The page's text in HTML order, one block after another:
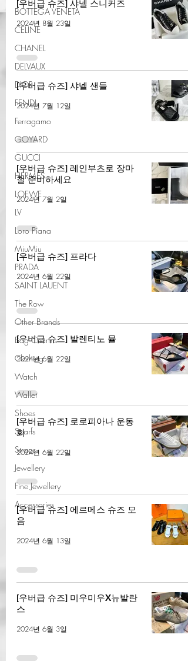
BOTTEGA VENETA
CELINE
CHANEL
DELVAUX
DIOR
FENDI
Ferragamo
GOYARD
GUCCI
HERMES
LOEWE
LV
Loro Piana
MiuMiu
PRADA
SAINT LAUENT
The Row
Other Brands
Bag Charms
Clothing
Watch
Wallet
Shoes
Scarfs
Straps
Jewellery
Fine Jewellery
Accessories
[우버급 슈즈] 샤넬 스니커즈
2024년 8월 23일
[우버급 슈즈] 샤넬 샌들
2024년 7월 12일
[우버급 슈즈] 레인부츠로 장마
철 준비하세요
2024년 7월 2일
[우버급 슈즈] 프라다
2024년 6월 22일
[우버급 슈즈] 발렌티노 뮬
2024년 6월 22일
[우버급 슈즈] 로로피아나 운동
화
2024년 6월 22일
[우버급 슈즈] 에르메스 슈즈 모
음
2024년 6월 13일
[우버급 슈즈] 미우미우X뉴발란
스
2024년 6월 3일